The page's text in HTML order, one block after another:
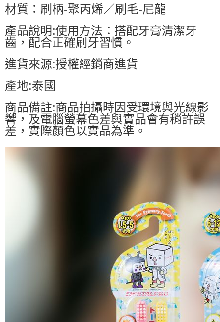
材質：刷柄-聚丙烯／刷毛-尼龍
產品說明:使用方法：搭配牙膏清潔牙
齒，配合正確刷牙習慣。
進貨來源:授權經銷商進貨
產地:泰國
商品備註:商品拍攝時因受環境與光線影
響，及電腦螢幕色差與實品會有稍許誤
差，實際顏色以實品為準。